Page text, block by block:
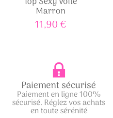
Marron
11,90 €
Paiement sécurisé
Paiement en ligne 100%
sécurisé. Réglez vos achats
en toute sérénité